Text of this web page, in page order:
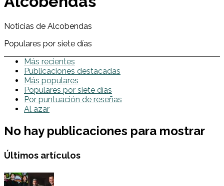
Noticias de Alcobendas
Populares por siete días
Más recientes
Publicaciones destacadas
Más populares
Populares por siete días
Por puntuación de reseñas
Al azar
No hay publicaciones para mostrar
Últimos artículos